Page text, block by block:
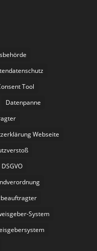
Tool
Datenpanne
Webseite
DSGVO
System